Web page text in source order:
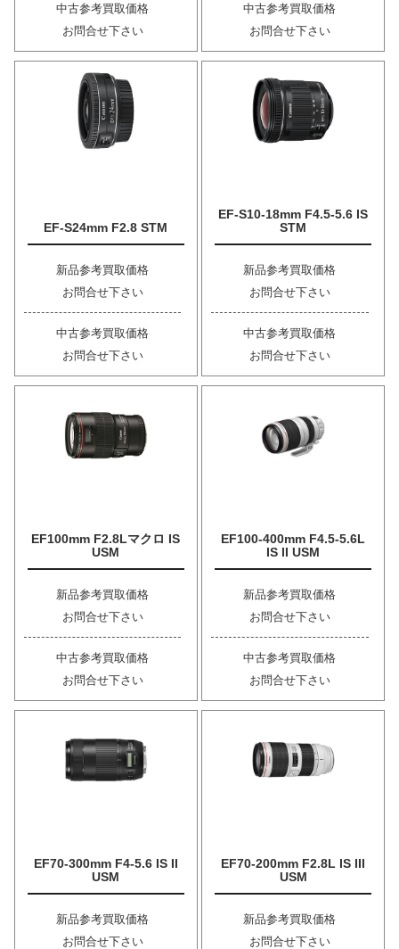
中古参考買取価格
お問合せ下さい
中古参考買取価格
お問合せ下さい
EF-S24mm F2.8 STM
新品参考買取価格
お問合せ下さい
中古参考買取価格
お問合せ下さい
EF-S10-18mm F4.5-5.6 IS
STM
新品参考買取価格
お問合せ下さい
中古参考買取価格
お問合せ下さい
EF100mm F2.8Lマクロ IS
USM
新品参考買取価格
お問合せ下さい
中古参考買取価格
お問合せ下さい
EF100-400mm F4.5-5.6L
IS II USM
新品参考買取価格
お問合せ下さい
中古参考買取価格
お問合せ下さい
EF70-300mm F4-5.6 IS II
USM
新品参考買取価格
お問合せ下さい
EF70-200mm F2.8L IS III
USM
新品参考買取価格
お問合せ下さい